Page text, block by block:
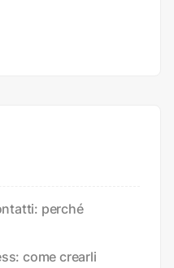
perché
come crearli